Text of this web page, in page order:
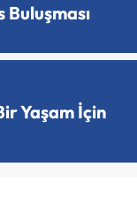
Yaşam İçin